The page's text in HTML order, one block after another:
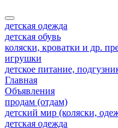
детская одежда
детская обувь
коляски, кроватки и др.
игрушки
детское питание,
Главная
Объявления
продам (отдам)
детский мир (коляски,
детская одежда